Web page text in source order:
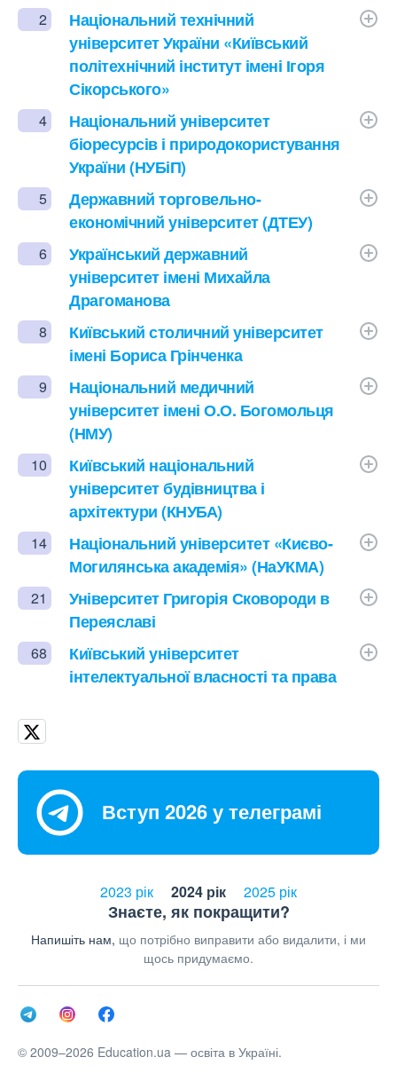
2
Національний технічний
університет України «Київський
політехнічний інститут імені Ігоря
Сікорського»
4
Національний університет
біоресурсів і природокористування
України (НУБіП)
5
Державний торговельно-
економічний університет (ДТЕУ)
6
Український державний
університет імені Михайла
Драгоманова
8
Київський столичний університет
імені Бориса Грінченка
9
Національний медичний
університет імені О.О. Богомольця
(НМУ)
10
Київський національний
університет будівництва і
архітектури (КНУБА)
14
Національний університет «Києво-
Могилянська академія» (НаУКМА)
21
Університет Григорія Сковороди в
Переяславі
68
Київський університет
інтелектуальної власності та права
Вступ 2026 у телеграмі
2023 рік 2024 рік 2025 рік
Знаєте, як покращити?
Напишіть нам, що потрібно виправити або видалити, і ми
щось придумаємо.
© 2009–2026 Education.ua — освіта в Україні.